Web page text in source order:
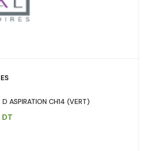
D ASPIRATION CH14 (VERT)
DT